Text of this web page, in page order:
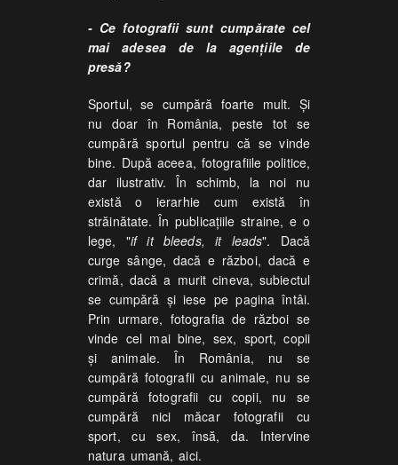
- Ce fotografii sunt cumpărate cel
mai adesea de la agenţiile de
presă?
Sportul, se cumpără foarte mult. Şi
nu doar în România, peste tot se
cumpără sportul pentru că se vinde
bine. După aceea, fotografiile politice,
dar ilustrativ. În schimb, la noi nu
există o ierarhie cum există în
străinătate. În publicaţiile straine, e o
lege, "if it bleeds, it leads". Dacă
curge sânge, dacă e război, dacă e
crimă, dacă a murit cineva, subiectul
se cumpără şi iese pe pagina întâi.
Prin urmare, fotografia de război se
vinde cel mai bine, sex, sport, copii
şi animale. În România, nu se
cumpără fotografii cu animale, nu se
cumpără fotografii cu copii, nu se
cumpără nici măcar fotografii cu
sport, cu sex, însă, da. Intervine
natura umană, aici.